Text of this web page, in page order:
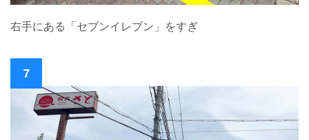
右手にある「セブンイレブン」をすぎ
7